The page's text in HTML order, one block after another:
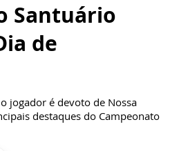
Santuário
de
jogador é devoto de Nossa
destaques do Campeonato